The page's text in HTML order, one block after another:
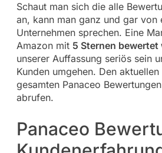
Schaut man sich die alle
an, kann man ganz und gar von
Unternehmen sprechen. Eine
Amazon mit 5 Sternen bewertet
unserer Auffassung seriös sein
Kunden umgehen. Den
gesamten Panaceo
abrufen.
Panaceo